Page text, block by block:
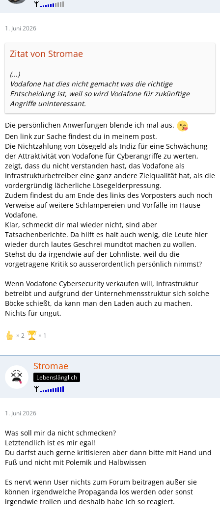
1. Juni 2026
Zitat von Stromae
(...)
Vodafone hat dies nicht gemacht was die richtige
Entscheidung ist, weil so wird Vodafone für zukünftige
Angriffe uninteressant.
Die persönlichen Anwerfungen blende ich mal aus.
Den link zur Sache findest du in meinem post.
Die Nichtzahlung von Lösegeld als Indiz für eine Schwächung
der Attraktivität von Vodafone für Cyberangriffe zu werten,
zeigt, dass du nicht verstanden hast, das Vodafone als
Infrastrukturbetreiber eine ganz andere Zielqualität hat, als die
vordergründig lächerliche Lösegelderpressung.
Zudem findest du am Ende des links des Vorposters auch noch
Verweise auf weitere Schlampereien und Vorfälle im Hause
Vodafone.
Klar, schmeckt dir mal wieder nicht, sind aber
Tatsachenberichte. Da hilft es halt auch wenig, die Leute hier
wieder durch lautes Geschrei mundtot machen zu wollen.
Stehst du da irgendwie auf der Lohnliste, weil du die
vorgetragene Kritik so ausserordentlich persönlich nimmst?
Wenn Vodafone Cybersecurity verkaufen will, Infrastruktur
betreibt und aufgrund der Unternehmensstruktur sich solche
Böcke schießt, da kann man den Laden auch zu machen.
Nichts für ungut.
2 1
Stromae
Lebenslänglich
1. Juni 2026
Was soll mir da nicht schmecken?
Letztendlich ist es mir egal!
Du darfst auch gerne kritisieren aber dann bitte mit Hand und
Fuß und nicht mit Polemik und Halbwissen
Es nervt wenn User nichts zum Forum beitragen außer sie
können irgendwelche Propaganda los werden oder sonst
irgendwie trollen und deshalb habe ich so reagiert.